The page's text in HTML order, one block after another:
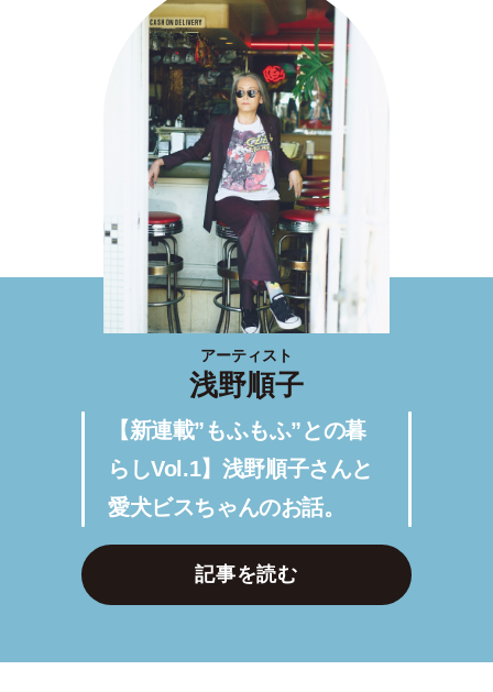
アーティスト
浅野順子
【新連載”もふもふ”との暮
らしVol.1】浅野順子さんと
愛犬ビスちゃんのお話。
記事を読む